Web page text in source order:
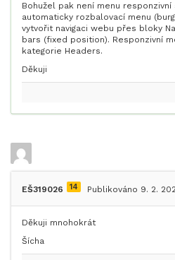
Bohužel pak není menu
automaticky rozbalovací menu
vytvořit navigaci webu přes bloky
bars (fixed position). Responzivní
kategorie Headers.
Děkuji
EŠ319026 14 Publikováno 9. 2.
Děkuji mnohokrát
Šícha